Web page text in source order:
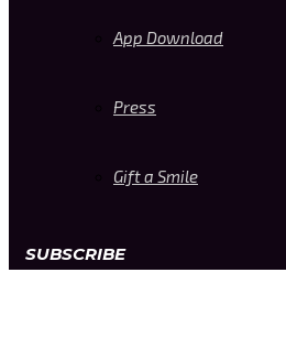
App Download
Press
Gift a Smile
SUBSCRIBE